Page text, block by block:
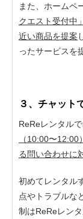
また、ホームペ
クエスト受付中
近い商品を提案
ったサービスを
３、チャット
ReReレンタル
（10:00〜
る問い合わせに
初めてレンタル
点やトラブルな
制はReReレン